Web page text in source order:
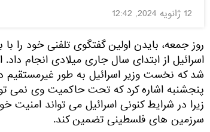
12 ژانویه 2024, 12:42
روز جمعه، بایدن اولین گفتگوی تلفنی خود را
اسرائیل از ابتدای سال جاری میلادی انجام
شد که نخست وزیر اسرائیل به طور غیرمستقیم
پنجشنبه اشاره کرد که تحت حاکمیت وی نمی
زیرا در شرایط کنونی اسرائیل می تواند امنیت
سرزمین های فلسطینی تضمین کند.